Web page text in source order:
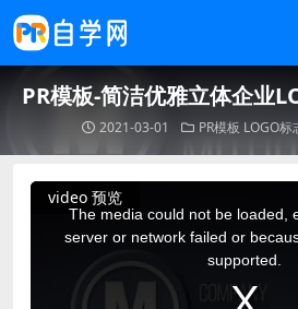
PR模板-简洁优雅立体企业
2021-03-01 PR模板 LOGO标
video 预览
This
The media could not be loaded,
server or network failed or
supported.